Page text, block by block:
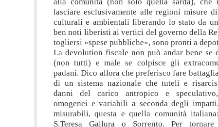
lasciare esclusivamente alle regioni misure
culturali e ambientali liberando lo stato da
ben noti liberisti ai vertici del governo della
togliersi «spese pubbliche», sono pronti a
La devolution fiscale non può andar bene se
(non tutti) e male se colpisce gli
padani. Dico allora che preferisco fare
di un sistema nazionale che tuteli e
danni del carico antropico e
omogenei e variabili a seconda degli
misurabili, questa e quella comunità
S.Teresa Gallura o Sorrento. Per tornare